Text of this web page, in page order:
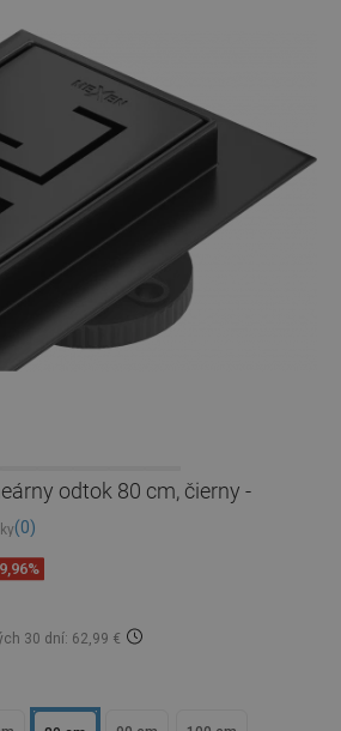
odtok 80 cm, čierny -
(0)
30 dní: 62,99 €